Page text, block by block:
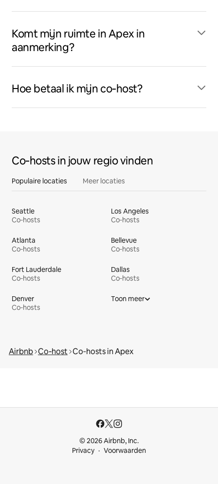
Komt mijn ruimte in Apex in
aanmerking?
Hoe betaal ik mijn co‑host?
Co‑hosts in jouw regio vinden
Populaire locaties Meer locaties
Seattle
Co‑hosts
Los Angeles
Co‑hosts
Atlanta
Co‑hosts
Bellevue
Co‑hosts
Fort Lauderdale
Co‑hosts
Dallas
Co‑hosts
Denver
Co‑hosts
Toon meer
Airbnb Co‑host Co‑hosts in Apex
© 2026 Airbnb, Inc.
Privacy
Voorwaarden